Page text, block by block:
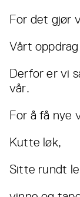
For det gjør
Vårt
Derfor er vi
vår.
For å få nye
Kutte løk,
Sitte rundt